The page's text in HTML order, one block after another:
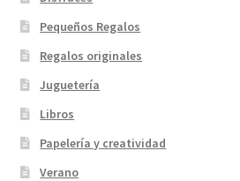
Pequeños Regalos
Regalos originales
Juguetería
Libros
Papelería y creatividad
Verano